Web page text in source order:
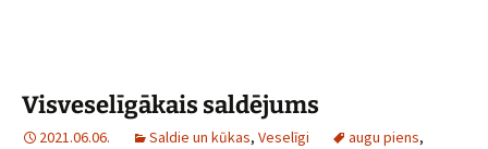
Visveselīgākais saldējums
2021.06.06. Saldie un kūkas, Veselīgi augu piens,